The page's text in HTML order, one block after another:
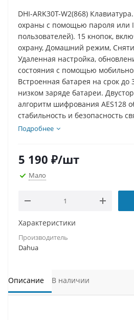
DHI-ARK30T-W2(868)
охраны с помощью пароля или
пользователей). 15 кнопок,
охрану, Домашний режим,
Удаленная настройка,
состояния с помощью
Встроенная батарея на срок до
низком заряде батареи.
алгоритм шифрования AES128
стабильность и безопасность
Подробнее
5 190 ₽/шт
Мало
Характеристики
Производитель
Dahua
Описание В наличии